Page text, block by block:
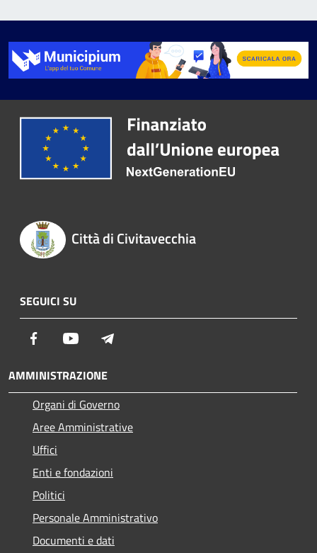
Città di Civitavecchia
SEGUICI SU
Facebook Youtube
AMMINISTRAZIONE
Organi di Governo
Aree Amministrative
Uffici
Enti e fondazioni
Politici
Personale Amministrativo
Documenti e dati